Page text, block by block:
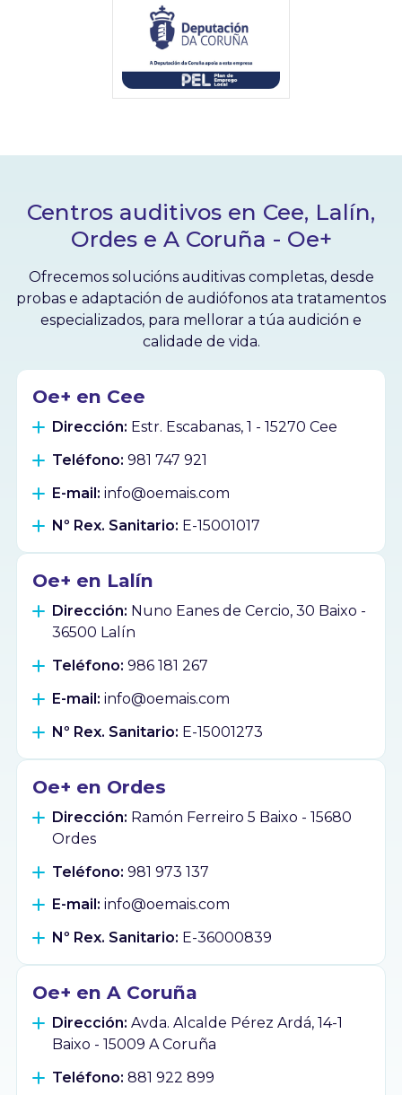
Centros auditivos en Cee, Lalín,
Ordes e A Coruña - Oe+
Ofrecemos solucións auditivas completas, desde
probas e adaptación de audiófonos ata tratamentos
especializados, para mellorar a túa audición e
calidade de vida.
Oe+ en Cee
Dirección: Estr. Escabanas, 1 - 15270 Cee
Teléfono: 981 747 921
E-mail: info@oemais.com
Nº Rex. Sanitario: E-15001017
Oe+ en Lalín
Dirección: Nuno Eanes de Cercio, 30 Baixo -
36500 Lalín
Teléfono: 986 181 267
E-mail: info@oemais.com
Nº Rex. Sanitario: E-15001273
Oe+ en Ordes
Dirección: Ramón Ferreiro 5 Baixo - 15680
Ordes
Teléfono: 981 973 137
E-mail: info@oemais.com
Nº Rex. Sanitario: E-36000839
Oe+ en A Coruña
Dirección: Avda. Alcalde Pérez Ardá, 14-1
Baixo - 15009 A Coruña
Teléfono: 881 922 899